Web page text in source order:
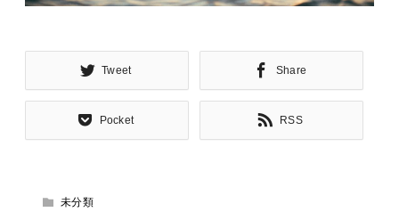
Tweet Share
Pocket RSS
未分類